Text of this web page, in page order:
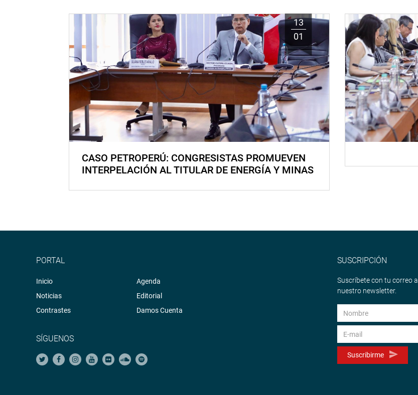
13
01
CASO PETROPERÚ: CONGRESISTAS PROMUEVEN
INTERPELACIÓN AL TITULAR DE ENERGÍA Y MINAS
PORTAL
Inicio
Noticias
Contrastes
Agenda
Editorial
Damos Cuenta
SÍGUENOS
SUSCRIPCIÓN
Suscríbete con tu correo a
nuestro newsletter.
Suscribirme